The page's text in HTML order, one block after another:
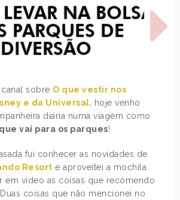
NA BOLSA
PARQUES DE
DIVERSÃO
sobre O que vestir nos
e da Universal , hoje venho
diária numa viagem como
vai para os parques!
fui conhecer as novidades de
Resort e aproveitei a mochila
em vídeo as coisas que recomendo
coisas que não mencionei no
PRÓXIMO POST
POLTERGEIST E JEM E AS
HOLOGRAMAS, DESABAFO
DE…